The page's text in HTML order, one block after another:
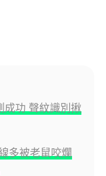
成功 聲紋識別揪
多被老鼠咬爛